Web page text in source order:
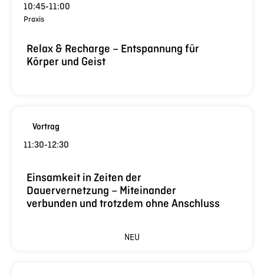
10:45-11:00
Praxis
Relax & Recharge – Entspannung für
Körper und Geist
Vortrag
11:30-12:30
Einsamkeit in Zeiten der
Dauervernetzung – Miteinander
verbunden und trotzdem ohne Anschluss
NEU